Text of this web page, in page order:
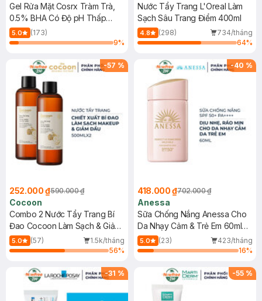
Gel Rửa Mặt Cosrx Tràm Trà,
0.5% BHA Có Độ pH Thấp
150ml
5.0
(173)
9%
Nước Tẩy Trang L'Oreal Làm
Sạch Sâu Trang Điểm 400ml
4.8 (298)
734/tháng
64%
-57 %
252.000 ₫590.000 ₫
Cocoon
Combo 2 Nước Tẩy Trang Bí
Đao Cocoon Làm Sạch & Giảm
Dầu 500ml
5.0 (57)
1.5k/tháng
56%
-40 %
418.000 ₫702.000 ₫
Anessa
Sữa Chống Nắng Anessa Cho
Da Nhạy Cảm & Trẻ Em 60ml
(Mới)
5.0 (23)
423/tháng
16%
-31 % -55 %